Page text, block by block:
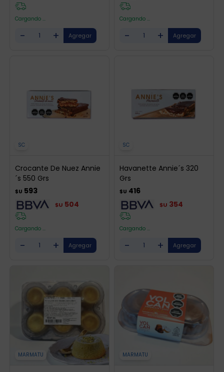
Cargando ...
- +
Cargando ...
- +
SC
Crocante De Nuez Annie
´s 550 Grs
$U 593
$U 504
Cargando ...
- +
SC
Havanette Annie´s 320
Grs
$U 416
$U 354
Cargando ...
- +
MARMATU MARMATU